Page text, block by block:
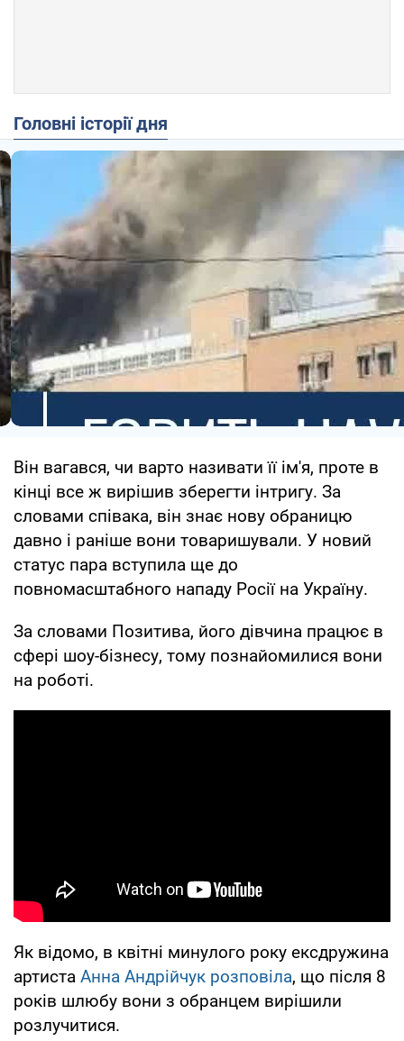
Головні історії дня
Він вагався, чи варто називати її ім'я, проте в
кінці все ж вирішив зберегти інтригу. За
словами співака, він знає нову обраницю
давно і раніше вони товаришували. У новий
статус пара вступила ще до
повномасштабного нападу Росії на Україну.
За словами Позитива, його дівчина працює в
сфері шоу-бізнесу, тому познайомилися вони
на роботі.
Як відомо, в квітні минулого року ексдружина
артиста Анна Андрійчук розповіла, що після 8
років шлюбу вони з обранцем вирішили
розлучитися.